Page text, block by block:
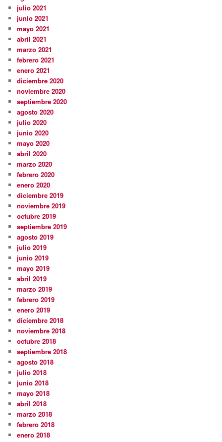
julio 2021
junio 2021
mayo 2021
abril 2021
marzo 2021
febrero 2021
enero 2021
diciembre 2020
noviembre 2020
septiembre 2020
agosto 2020
julio 2020
junio 2020
mayo 2020
abril 2020
marzo 2020
febrero 2020
enero 2020
diciembre 2019
noviembre 2019
octubre 2019
septiembre 2019
agosto 2019
julio 2019
junio 2019
mayo 2019
abril 2019
marzo 2019
febrero 2019
enero 2019
diciembre 2018
noviembre 2018
octubre 2018
septiembre 2018
agosto 2018
julio 2018
junio 2018
mayo 2018
abril 2018
marzo 2018
febrero 2018
enero 2018